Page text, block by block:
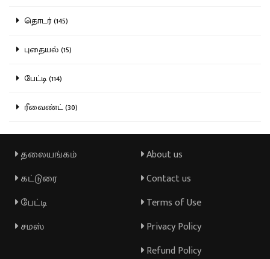
தொடர் (145)
புதையல் (15)
பேட்டி (114)
ரீவைண்ட் (30)
தலையங்கம்
கட்டுரை
பேட்டி
சமஸ்
About us
Contact us
Terms of Use
Privacy Policy
Refund Policy